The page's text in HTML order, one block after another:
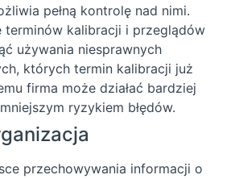
pełną kontrolę nad nimi.
terminów kalibracji i przeglądów
używania niesprawnych
których termin kalibracji już
firma może działać bardziej
ryzykiem błędów.
przechowywania informacji o